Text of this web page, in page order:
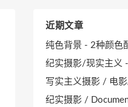
近期文章
纯色背景 - 2种颜色
纪实摄影/现实主义
写实主义摄影 / 电
纪实摄影 /